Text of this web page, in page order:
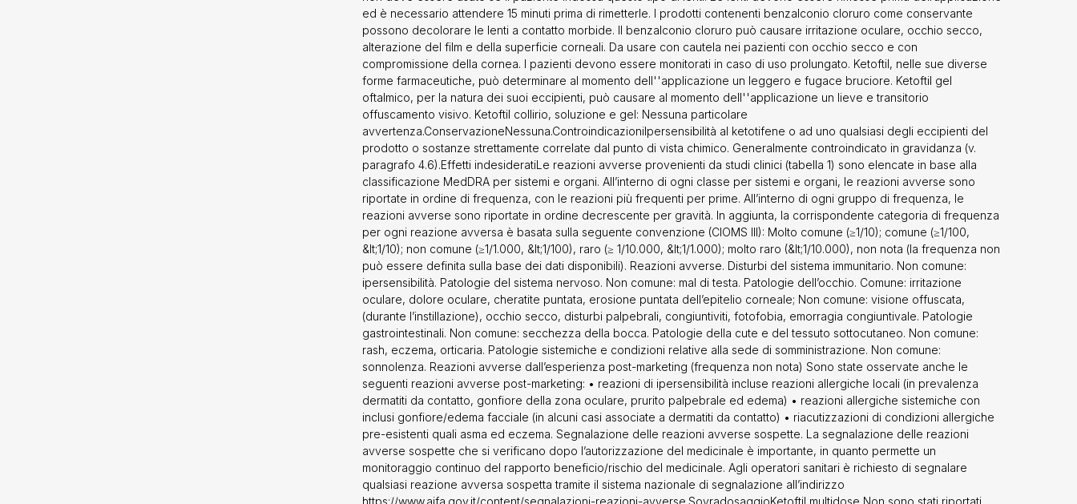
disturbi palpebrali, congiuntiviti, fotofobia, emorragia congiuntivale. Patologie
gastrointestinali. Non comune: secchezza della bocca. Patologie della cute e del tessuto
sottocutaneo. Non comune: rash, eczema, orticaria. Patologie sistemiche e condizioni relative
alla sede di somministrazione. Non comune: sonnolenza. Reazioni avverse dall’esperienza
post-marketing (frequenza non nota) Sono state osservate anche le seguenti reazioni
avverse post-marketing: • reazioni di ipersensibilità incluse reazioni allergiche locali (in
prevalenza dermatiti da contatto, gonfiore della zona oculare, prurito palpebrale ed edema)
• reazioni allergiche sistemiche con inclusi gonfiore/edema facciale (in alcuni casi associate
a dermatiti da contatto) • riacutizzazioni di condizioni allergiche pre-esistenti quali asma ed
eczema. Segnalazione delle reazioni avverse sospette. La segnalazione delle reazioni
avverse sospette che si verificano dopo l’autorizzazione del medicinale è importante, in
quanto permette un monitoraggio continuo del rapporto beneficio/rischio del medicinale. Agli
operatori sanitari è richiesto di segnalare qualsiasi reazione avversa sospetta tramite il
sistema nazionale di segnalazione all’indirizzo https://www.aifa.gov.it/content/segnalazioni-
reazioni-avverse.SovradosaggioKetoftil multidose Non sono stati riportati casi di
sovradosaggio. L’assunzione orale di questo medicinale non è raccomandata. L''ingestione
per via orale del contenuto del flacone multidose da 10 ml o del tubo è equivalente a 5 mg di
ketotifene (la dose giornaliera raccomandata per i bambini al di sopra dei 3 anni è di 2 mg). I
risultati clinici non hanno indicato segni o sintomi gravi dopo l’ingestione di una dose fino a
20 mg di ketotifene. Ketoftil monodose Non sono stati riportati casi di sovradosaggio.
L’assunzione orale del contenuto del contenitore monodose è equivalente a 0,25 mg di
ketotifene (la dose giornaliera raccomandata per i bambini al di sopra dei 3 anni è di 2 mg). I
risultati clinici non hanno indicato segni o sintomi gravi dopo l’ingestione di una dose fino a
20 mg di ketotifene.GravidanzaGravidanza: Non sono disponibili dati sull’uso di ketotifene in
gravidanza. Studi su animali con dosi orali tossiche hanno mostrato un incremento della
mortalità pre- e postnatale, ma non hanno evidenziato effetti teratogeni. I livelli sistemici di
ketotifene dopo l’applicazione oftalmica sono molto più bassi di quelli raggiunti dopo
somministrazione orale. Si dovrebbe comunque usare cautela nel prescrivere questo
medicinale a donne in gravidanza. Allattamento: Anche se i dati di studi su animali dopo
somministrazione orale dimostrano l’escrezione del principio attivo nel latte materno, è
ed è necessario attendere 15 minuti prima di rimetterle. I prodotti contenenti benzalconio cloruro come conservante
possono decolorare le lenti a contatto morbide. Il benzalconio cloruro può causare irritazione oculare, occhio secco,
alterazione del film e della superficie corneali. Da usare con cautela nei pazienti con occhio secco e con
compromissione della cornea. I pazienti devono essere monitorati in caso di uso prolungato. Ketoftil, nelle sue diverse
forme farmaceutiche, può determinare al momento dell''applicazione un leggero e fugace bruciore. Ketoftil gel
oftalmico, per la natura dei suoi eccipienti, può causare al momento dell''applicazione un lieve e transitorio
offuscamento visivo. Ketoftil collirio, soluzione e gel: Nessuna particolare
avvertenza.ConservazioneNessuna.ControindicazioniIpersensibilità al ketotifene o ad uno qualsiasi degli eccipienti del
prodotto o sostanze strettamente correlate dal punto di vista chimico. Generalmente controindicato in gravidanza (v.
paragrafo 4.6).Effetti indesideratiLe reazioni avverse provenienti da studi clinici (tabella 1) sono elencate in base alla
classificazione MedDRA per sistemi e organi. All’interno di ogni classe per sistemi e organi, le reazioni avverse sono
riportate in ordine di frequenza, con le reazioni più frequenti per prime. All’interno di ogni gruppo di frequenza, le
reazioni avverse sono riportate in ordine decrescente per gravità. In aggiunta, la corrispondente categoria di frequenza
per ogni reazione avversa è basata sulla seguente convenzione (CIOMS III): Molto comune (≥1/10); comune (≥1/100,
&lt;1/10); non comune (≥1/1.000, &lt;1/100), raro (≥ 1/10.000, &lt;1/1.000); molto raro (&lt;1/10.000), non nota (la frequenza non
può essere definita sulla base dei dati disponibili). Reazioni avverse. Disturbi del sistema immunitario. Non comune:
ipersensibilità. Patologie del sistema nervoso. Non comune: mal di testa. Patologie dell’occhio. Comune: irritazione
oculare, dolore oculare, cheratite puntata, erosione puntata dell’epitelio corneale; Non comune: visione offuscata,
(durante l’instillazione), occhio secco, disturbi palpebrali, congiuntiviti, fotofobia, emorragia congiuntivale. Patologie
gastrointestinali. Non comune: secchezza della bocca. Patologie della cute e del tessuto sottocutaneo. Non comune:
rash, eczema, orticaria. Patologie sistemiche e condizioni relative alla sede di somministrazione. Non comune:
sonnolenza. Reazioni avverse dall’esperienza post-marketing (frequenza non nota) Sono state osservate anche le
seguenti reazioni avverse post-marketing: • reazioni di ipersensibilità incluse reazioni allergiche locali (in prevalenza
dermatiti da contatto, gonfiore della zona oculare, prurito palpebrale ed edema) • reazioni allergiche sistemiche con
inclusi gonfiore/edema facciale (in alcuni casi associate a dermatiti da contatto) • riacutizzazioni di condizioni allergiche
pre-esistenti quali asma ed eczema. Segnalazione delle reazioni avverse sospette. La segnalazione delle reazioni
avverse sospette che si verificano dopo l’autorizzazione del medicinale è importante, in quanto permette un
monitoraggio continuo del rapporto beneficio/rischio del medicinale. Agli operatori sanitari è richiesto di segnalare
qualsiasi reazione avversa sospetta tramite il sistema nazionale di segnalazione all’indirizzo
https://www.aifa.gov.it/content/segnalazioni-reazioni-avverse.SovradosaggioKetoftil multidose Non sono stati riportati